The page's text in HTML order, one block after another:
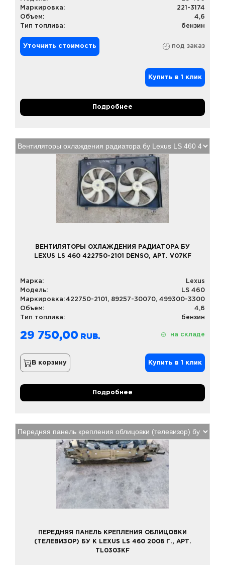
Маркировка:
221-3174
Объем:
4,6
Тип топлива:
бензин
Уточнить стоимость под заказ
Купить в 1 клик
Подробнее
ВЕНТИЛЯТОРЫ ОХЛАЖДЕНИЯ РАДИАТОРА БУ
LEXUS LS 460 422750-2101 DENSO, АРТ. V07KF
Марка:
Lexus
Модель:
LS 460
Маркировка:422750-2101, 89257-30070, 499300-3300
Объем:
4,6
Тип топлива:
бензин
29 750,00 на складе
В корзину Купить в 1 клик
Подробнее
ПЕРЕДНЯЯ ПАНЕЛЬ КРЕПЛЕНИЯ ОБЛИЦОВКИ
(ТЕЛЕВИЗОР) БУ К LEXUS LS 460 2008 Г., АРТ.
TL0303KF